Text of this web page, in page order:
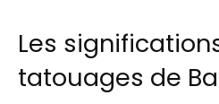
Les
tatouages ​​de